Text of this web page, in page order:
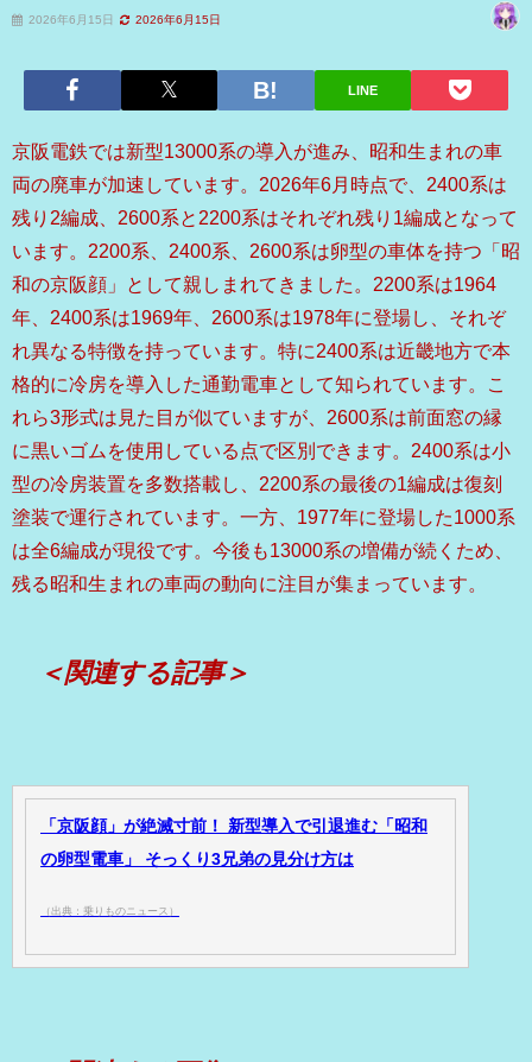
2026年6月15日 2026年6月15日
LINE
京阪電鉄では新型13000系の導入が進み、昭和生まれの車
両の廃車が加速しています。2026年6月時点で、2400系は
残り2編成、2600系と2200系はそれぞれ残り1編成となって
います。2200系、2400系、2600系は卵型の車体を持つ「昭
和の京阪顔」として親しまれてきました。2200系は1964
年、2400系は1969年、2600系は1978年に登場し、それぞ
れ異なる特徴を持っています。特に2400系は近畿地方で本
格的に冷房を導入した通勤電車として知られています。こ
れら3形式は見た目が似ていますが、2600系は前面窓の縁
に黒いゴムを使用している点で区別できます。2400系は小
型の冷房装置を多数搭載し、2200系の最後の1編成は復刻
塗装で運行されています。一方、1977年に登場した1000系
は全6編成が現役です。今後も13000系の増備が続くため、
残る昭和生まれの車両の動向に注目が集まっています。
＜関連する記事＞
「京阪顔」が絶滅寸前！ 新型導入で引退進む「昭和
の卵型電車」 そっくり3兄弟の見分け方は
（出典：乗りものニュース）